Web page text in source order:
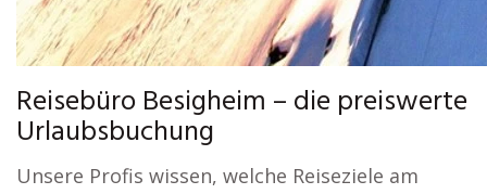
Reisebüro Besigheim – die preiswerte
Urlaubsbuchung
Unsere Profis wissen, welche Reiseziele am